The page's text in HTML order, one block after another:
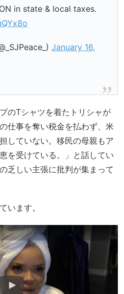
in state & local taxes.
January 16,
のTシャツを着たトリシャが
仕事を奪い税金を払わず、米
していない。移民の母親もア
を受けている。」と話してい
乏しい主張に批判が集まって
います。